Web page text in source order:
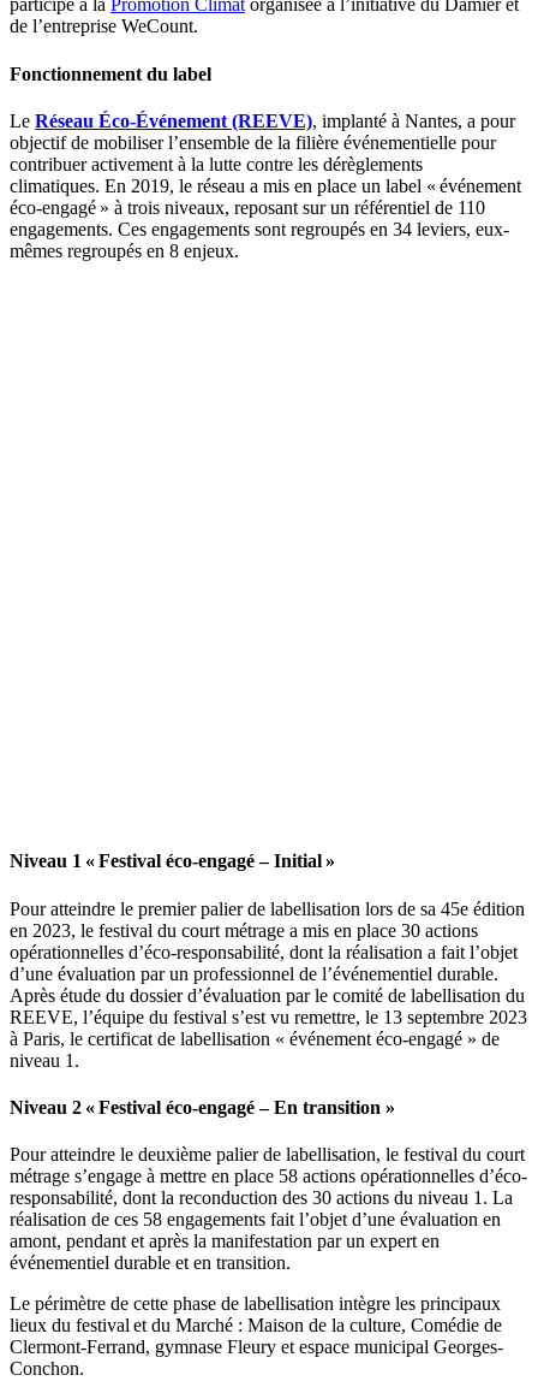
participé à la Promotion Climatorganisée à l’initiative du Damier et
de l’entreprise WeCount.
Fonctionnement du label
Le Réseau Éco-Événement (REEVE), implanté à Nantes, a pour
objectif de mobiliser l’ensemble de la filière événementielle pour
contribuer activement à la lutte contre les dérèglements
climatiques. En 2019, le réseau a mis en place un label « événement
éco-engagé » à trois niveaux, reposant sur un référentiel de 110
engagements. Ces engagements sont regroupés en 34 leviers, eux-
mêmes regroupés en 8 enjeux.
Niveau 1 « Festival éco-engagé – Initial »
Pour atteindre le premier palier de labellisation lors de sa 45e édition
en 2023, le festival du court métrage a mis en place 30 actions
opérationnelles d’éco-responsabilité, dont la réalisation a fait l’objet
d’une évaluation par un professionnel de l’événementiel durable.
Après étude du dossier d’évaluation par le comité de labellisation du
REEVE, l’équipe du festival s’est vu remettre, le 13 septembre 2023
à Paris, le certificat de labellisation « événement éco-engagé » de
niveau 1.
Niveau 2 « Festival éco-engagé – En transition »
Pour atteindre le deuxième palier de labellisation, le festival du court
métrage s’engage à mettre en place 58 actions opérationnelles d’éco-
responsabilité, dont la reconduction des 30 actions du niveau 1. La
réalisation de ces 58 engagements fait l’objet d’une évaluation en
amont, pendant et après la manifestation par un expert en
événementiel durable et en transition.
Le périmètre de cette phase de labellisation intègre les principaux
lieux du festival et du Marché : Maison de la culture, Comédie de
Clermont-Ferrand, gymnase Fleury et espace municipal Georges-
Conchon.